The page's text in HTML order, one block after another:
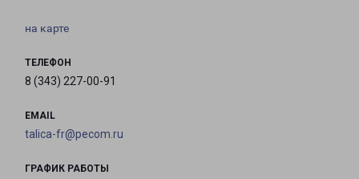
на карте
ТЕЛЕФОН
8 (343) 227-00-91
EMAIL
talica-fr@pecom.ru
ГРАФИК РАБОТЫ